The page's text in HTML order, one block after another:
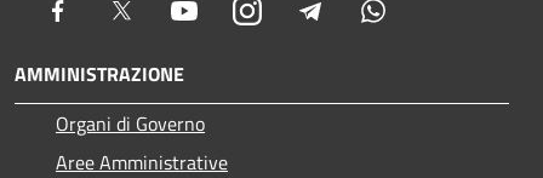
Facebook Twitter YoutubeInstagram Telegram
AMMINISTRAZIONE
Organi di Governo
Aree Amministrative